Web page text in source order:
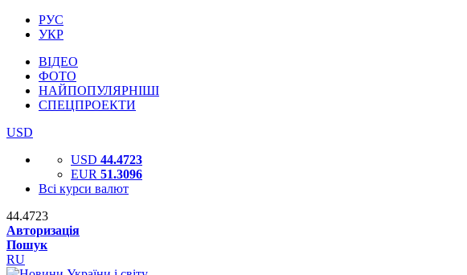
РУС
УКР
ВІДЕО
ФОТО
НАЙПОПУЛЯРНІШІ
СПЕЦПРОЕКТИ
USD
USD 44.4723
EUR 51.3096
Всі курси валют
44.4723
Авторизація
Пошук
RU